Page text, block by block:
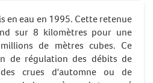
en eau en 1995. Cette retenue
sur 8 kilomètres pour une
de mètres cubes. Ce
de régulation des débits de
crues d'automne ou de